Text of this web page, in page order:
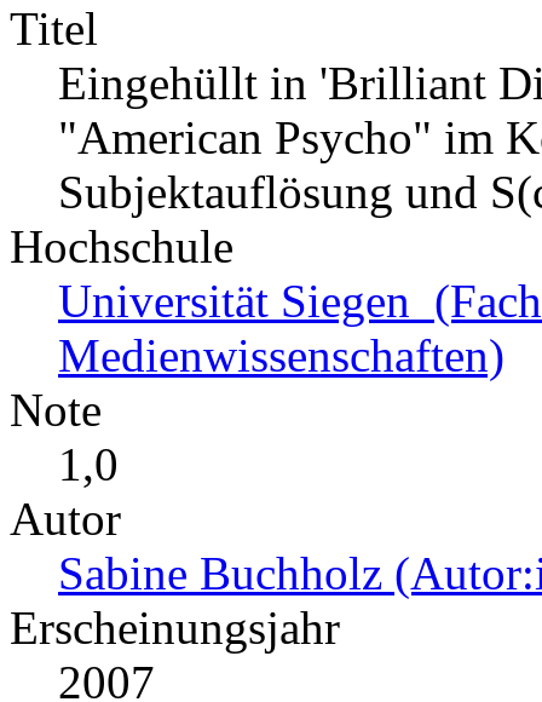
Titel
Eingehüllt in 'Brilliant
"American Psycho" im
Subjektauflösung und
Hochschule
Universität Siegen
Medienwissenschaften)
Note
1,0
Autor
Sabine Buchholz
Erscheinungsjahr
2007